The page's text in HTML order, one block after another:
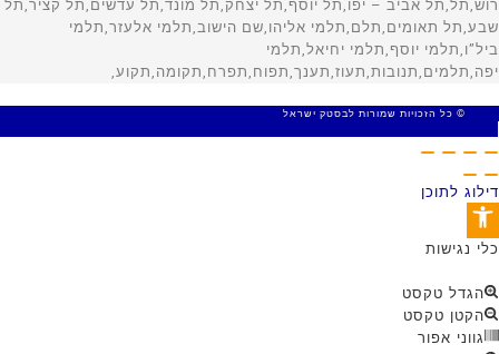
© כל הזכויות שמורות לבסטק ישראל
דילוג לתוכן
פתח סרגל נגישות
כלי נגישות
הגדל טקסט
הקטן טקסט
גווני אפור